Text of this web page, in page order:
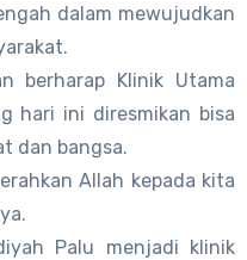
dalam mewujudkan
berharap Klinik Utama
hari ini diresmikan bisa
dan bangsa.
Allah kepada kita
Palu menjadi klinik